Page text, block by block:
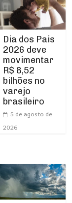
Dia dos Pais
2026 deve
movimentar
R$ 8,52
bilhões no
varejo
brasileiro
5 de agosto de
2026